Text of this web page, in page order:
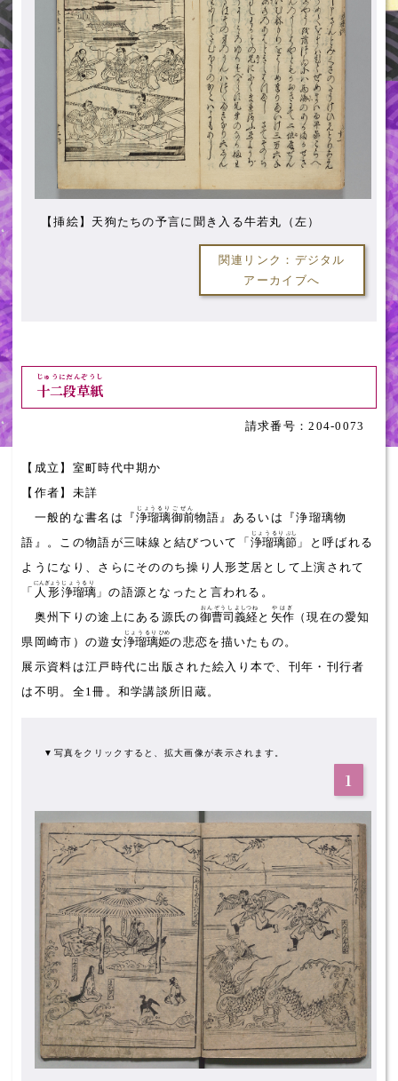
【挿絵】天狗たちの予言に聞き入る牛若丸（左）
関連リンク：デジタル
アーカイブへ
十二段草紙
じゅうにだんぞうし
204-0073
【成立】室町時代中期か
【作者】未詳
一般的な書名は『浄瑠璃
じょうるり
御前
ごぜん
物語』あるいは『浄瑠璃物
語』。この物語が三味線と結びついて「 浄瑠璃
じょうるり
節
ぶし
」と呼ばれる
ようになり、さらにそののち操り人形芝居として上演されて
「 人形
にんぎょう
浄瑠璃
じょうるり
」の語源となったと言われる。
奥州下りの途上にある源氏の御曹司
おんぞうし
義経
よしつね
と 矢作
やはぎ
（現在の愛知
県岡崎市）の遊女浄瑠璃
じょうるり
姫
ひめ
の悲恋を描いたもの。
展示資料は江戸時代に出版された絵入り本で、刊年・刊行者
は不明。全1冊。和学講談所旧蔵。
▼写真をクリックすると、拡大画像が表示されます。
1